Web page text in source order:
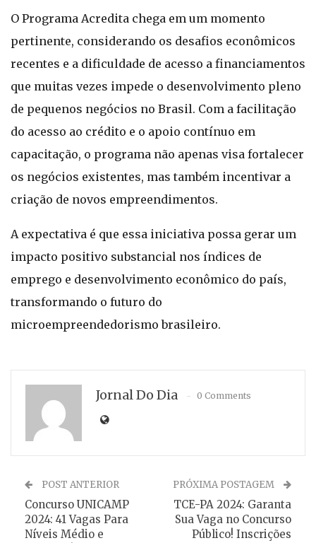
O Programa Acredita chega em um momento
pertinente, considerando os desafios econômicos
recentes e a dificuldade de acesso a financiamentos
que muitas vezes impede o desenvolvimento pleno
de pequenos negócios no Brasil. Com a facilitação
do acesso ao crédito e o apoio contínuo em
capacitação, o programa não apenas visa fortalecer
os negócios existentes, mas também incentivar a
criação de novos empreendimentos.
A expectativa é que essa iniciativa possa gerar um
impacto positivo substancial nos índices de
emprego e desenvolvimento econômico do país,
transformando o futuro do
microempreendedorismo brasileiro.
Jornal Do Dia 0 Comments
POST ANTERIOR
Concurso UNICAMP
2024: 41 Vagas Para
Níveis Médio e
PRÓXIMA POSTAGEM
TCE-PA 2024: Garanta
Sua Vaga no Concurso
Público! Inscrições